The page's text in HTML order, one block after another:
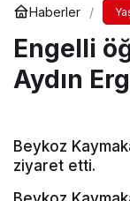
Haberler
Engelli
Aydın
Beykoz
ziyaret etti.